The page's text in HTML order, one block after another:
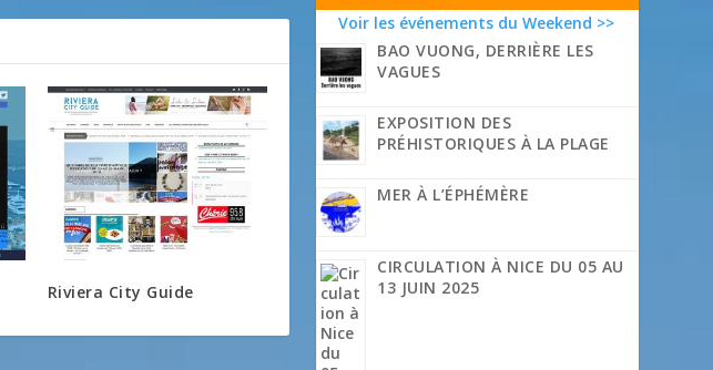
Riviera City Guide
Voir les événements du Weekend >>
BAO VUONG, DERRIÈRE LES
VAGUES
EXPOSITION DES
PRÉHISTORIQUES À LA PLAGE
MER À L’ÉPHÉMÈRE
CIRCULATION À NICE DU 05 AU
13 JUIN 2025